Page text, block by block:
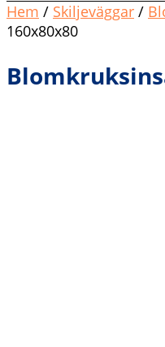
Hem / Skiljeväggar /
160x80x80